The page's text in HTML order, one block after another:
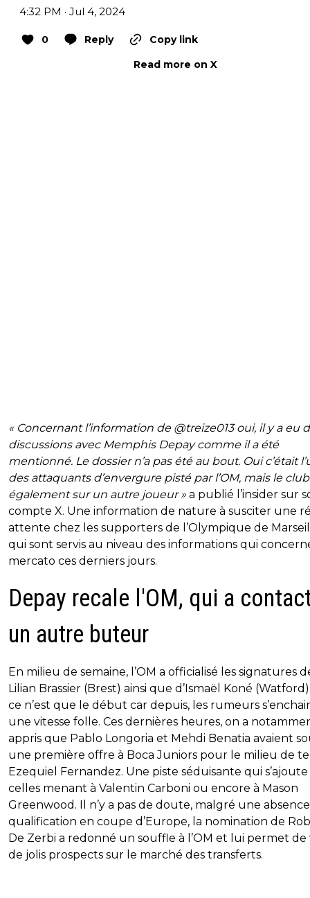
4:32 PM · Jul 4, 2024
0 Reply
Copy link
Read more on X
« Concernant l’information de @treize013 oui, il y a eu
discussions avec Memphis Depay comme il a été
mentionné. Le dossier n’a pas été au bout. Oui c’était
des attaquants d’envergure pisté par l’OM, mais le
également sur un autre joueur » a publié l’insider sur
compte X. Une information de nature à susciter une
attente chez les supporters de l’Olympique de
qui sont servis au niveau des informations qui
mercato ces derniers jours.
Depay recale l'OM, qui a
un autre buteur
En milieu de semaine, l’OM a officialisé les signatures
Lilian Brassier (Brest) ainsi que d’Ismaël Koné
ce n’est que le début car depuis, les rumeurs
une vitesse folle. Ces dernières heures, on a
appris que Pablo Longoria et Mehdi Benatia avaient
une première offre à Boca Juniors pour le milieu de
Ezequiel Fernandez. Une piste séduisante qui s’ajoute
celles menant à Valentin Carboni ou encore à Mason
Greenwood. Il n’y a pas de doute, malgré une
qualification en coupe d’Europe, la nomination de
De Zerbi a redonné un souffle à l’OM et lui permet de
de jolis prospects sur le marché des transferts.